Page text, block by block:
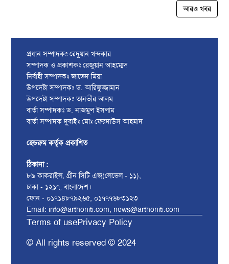
আরও খবর
প্রধান সম্পাদকঃ রেদুয়ান খন্দকার
সম্পাদক ও প্রকাশকঃ রেজুয়ান আহম্মেদ
নির্বাহী সম্পাদকঃ জাভেদ মিয়া
উপদেষ্টা সম্পাদকঃ ড. আরিফুজ্জামান
উপদেষ্টা সম্পাদকঃ তানভীর আলম
বার্তা সম্পাদকঃ ড. নাজমুল ইসলাম
বার্তা সম্পাদক দুবাইঃ মোঃ ফেরদাউস আহমাদ
হেডরুম কর্তৃক প্রকাশিত
ঠিকানা :
৮৯ কাকরাইল, গ্রীন সিটি এজ(লেভেল - ১১),
ঢাকা - ১২১৭, বাংলাদেশ।
ফোন - ০১৭১৪৮৭৯২৬৫, ০১৭৭৭৬৮৩১২৩
Email: info@arthoniti.com, news@arthoniti.com
Terms of usePrivacy Policy
© All rights reserved © 2024